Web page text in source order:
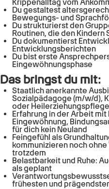
Krippenalltag vom
Du gestaltest
Bewegungs- und
Du strukturierst den
Routinen, die den Kindern
Du dokumentierst
Entwicklungsberichten
Du bist erste
Eingewöhnungsphase
Das bringst du mit:
Staatlich anerkannte
Sozialpädagoge (m/w/d),
oder
Erfahrung in der Arbeit mit
Eingewöhnung,
für dich kein Neuland
Feingefühl als
kommunizieren noch
trotzdem
Belastbarkeit und Ruhe:
als geplant
frühesten und